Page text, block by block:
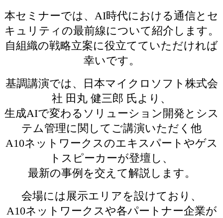
本セミナーでは、AI時代における通信とセ
キュリティの最前線について紹介します。
自組織の戦略立案に役立てていただければ
幸いです。
基調講演では、日本マイクロソフト株式会
社 田丸 健三郎 氏より、
生成AIで変わるソリューション開発とシス
テム管理に関してご講演いただく他
A10ネットワークスのエキスパートやゲス
トスピーカーが登壇し、
最新の事例を交えて解説します。
会場には展示エリアを設けており、
A10ネットワークスや各パートナー企業が